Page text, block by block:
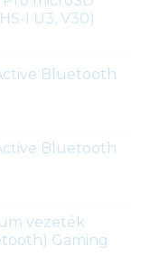
I U3, V30)
Bluetooth
Bluetooth
vezeték
Gaming